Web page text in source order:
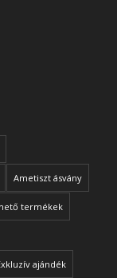
Ametiszt ásvány
termékek
ajándék